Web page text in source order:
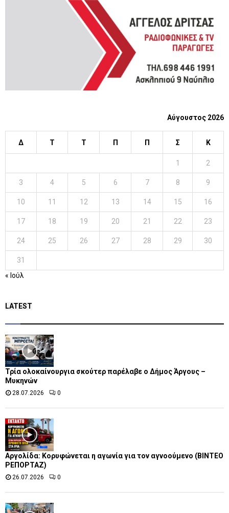
H
Αύγουστος 2026
Δ Τ Τ Π Π Σ Κ
1 2
3 4 5 6 7 8 9
10 11 12 13 14 15 16
17 18 19 20 21 22 23
24 25 26 27 28 29 30
31
« Ιούλ
LATEST
Τρία ολοκαίνουργια σκούτερ παρέλαβε o Δήμος Άργους –
Μυκηνών
28.07.2026 0
Αργολίδα: Κορυφώνεται η αγωνία για τον αγνοούμενο (ΒΙΝΤΕΟ
ΡΕΠΟΡΤΑΖ)
26.07.2026 0